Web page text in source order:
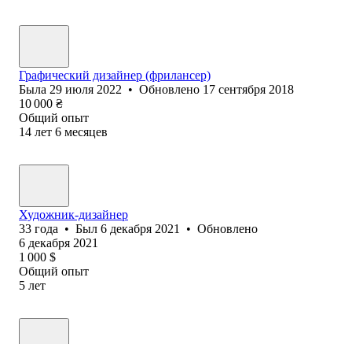
Графический дизайнер (фрилансер)
Была 29 июля 2022 • Обновлено 17 сентября 2018
10 000 ₴
Общий опыт
14 лет 6 месяцев
Художник-дизайнер
33 года • Был 6 декабря 2021 • Обновлено
6 декабря 2021
1 000 $
Общий опыт
5 лет